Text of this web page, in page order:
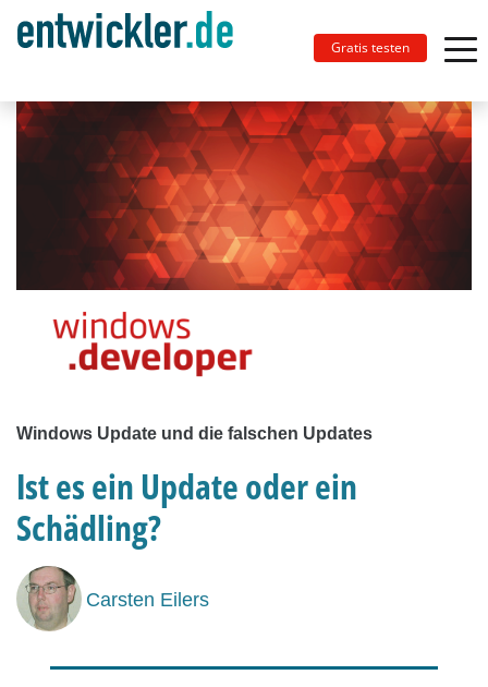
Gratis testen
Windows Update und die falschen Updates
Ist es ein Update oder ein
Schädling?
Carsten Eilers